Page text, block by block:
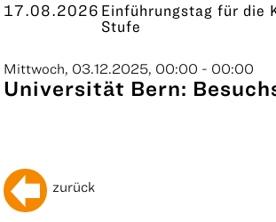
17.08.2026 Einführungstag für die
Stufe
Mittwoch, 03.12.2025, 00:00 - 00:00
Universität Bern:
zurück